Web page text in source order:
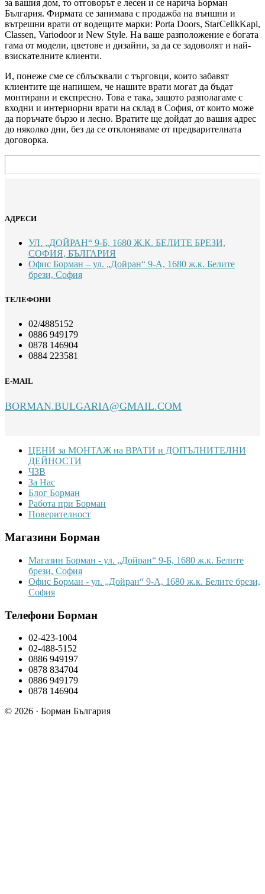
за вашия дом, то отговорът е лесен и се нарича Борман
България. Фирмата се занимава с продажба на външни и
вътрешни врати от водещите марки: Porta Doors, StarCelikKapi,
Classen, Variodoor и New Style. На ваше разположение е богата
гама от модели, цветове и дизайни, за да се задоволят и най-
взискателните клиенти.
И, понеже сме се сблъсквали с търговци, които забавят
клиентите ще напишем, че нашите врати могат да бъдат
монтирани и експресно. Това е така, защото разполагаме с
входни и интериорни врати на склад в София, от които може
да поръчате бързо и лесно. Вратите ще дойдат до вашия адрес
до няколко дни, без да се отклоняваме от предварителната
договорка.
АДРЕСИ
УЛ. „ДОЙРАН“ 9-Б, 1680 Ж.К. БЕЛИТЕ БРЕЗИ,
СОФИЯ, БЪЛГАРИЯ
Офис Борман – ул. „Дойран“ 9-А, 1680 ж.к. Белите
брези, София
ТЕЛЕФОНИ
02/4885152
0886 949179
0878 146904
0884 223581
E-MAIL
BORMAN.BULGARIA@GMAIL.COM
FooterЦЕНИ за МОНТАЖ на ВРАТИ и ДОПЪЛНИТЕЛНИ
ДЕЙНОСТИ
ЧЗВ
За Нас
Блог Борман
Работа при Борман
Поверителност
Магазини Борман
Магазин Борман - ул. „Дойран“ 9-Б, 1680 ж.к. Белите
брези, София
Офис Борман - ул. „Дойран“ 9-А, 1680 ж.к. Белите брези,
София
Телефони Борман
02-423-1004
02-488-5152
0886 949197
0878 834704
0886 949179
0878 146904
© 2026 · Борман България